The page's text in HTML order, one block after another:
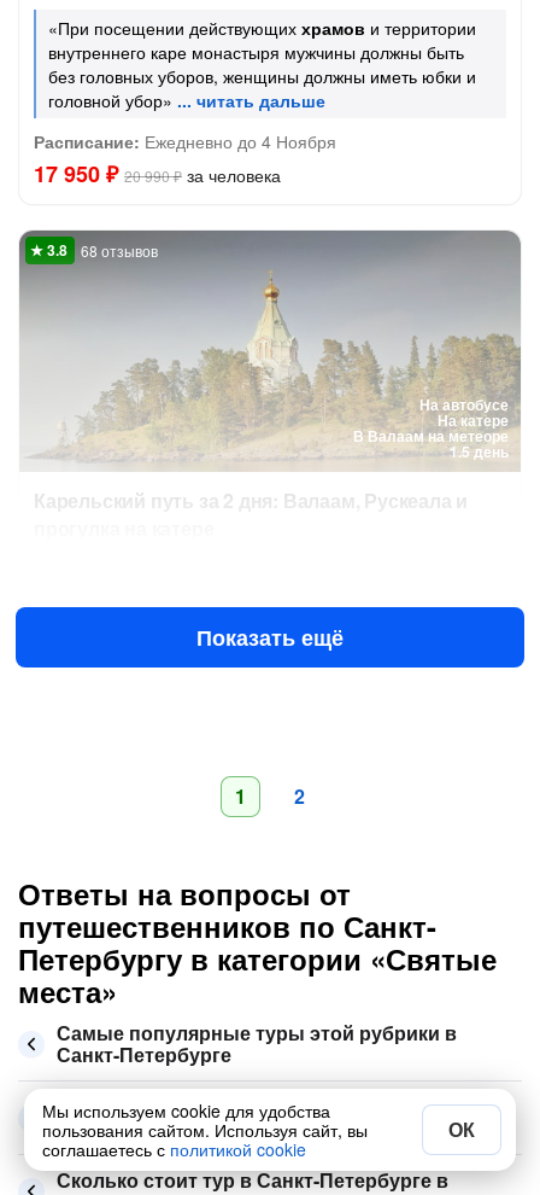
«При посещении действующих храмов и территории
внутреннего каре монастыря мужчины должны быть
без головных уборов, женщины должны иметь юбки и
головной убор»
Расписание: Ежедневно до 4 Ноября
17 950 ₽ 20 990 ₽ за человека
На автобусе
На катере
В Валаам на метеоре
1.5 день
68 отзывов
Карельский путь за 2 дня: Валаам, Рускеала и
15 950 ₽за человека
Показать ещё
1 2
Ответы на вопросы от
путешественников по Санкт-
Петербургу в категории «Святые
места»
Самые популярные туры этой рубрики в
Санкт-Петербурге
Какие места ещё посмотреть в Санкт-
Петербурге
Сколько стоит тур в Санкт-Петербурге в
Мы используем cookie для удобства
пользования сайтом. Используя сайт, вы
соглашаетесь с политикой cookie
ОК